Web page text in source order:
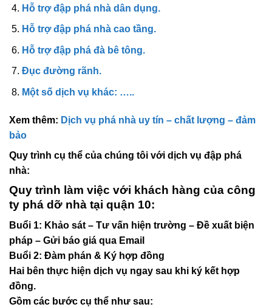
Hỗ trợ đập phá nhà dân dụng.
Hỗ trợ đập phá nhà cao tầng.
Hỗ trợ đập phá đà bê tông.
Đục đường rãnh.
Một số dịch vụ khác: …..
Xem thêm: Dịch vụ phá nhà uy tín – chất lượng – đảm
bảo
Quy trình cụ thể của chúng tôi với dịch vụ đập phá
nhà:
Quy trình làm việc với khách hàng của công
ty phá dỡ nhà tại quận 10:
Buổi 1: Khảo sát – Tư vấn hiện trường – Đề xuất biện
pháp – Gửi báo giá qua Email
Buổi 2: Đàm phán & Ký hợp đồng
Hai bên thực hiện dịch vụ ngay sau khi ký kết hợp
đồng.
Gồm các bước cụ thể như sau: